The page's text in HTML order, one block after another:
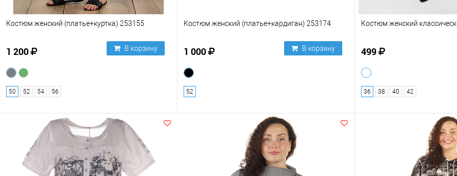
Костюм женский (платье+куртка) 253155
1 200 В корзину
50 52 54 56
Костюм женский (платье+кардиган) 253174
1 000 В корзину
52
Костюм женский
499
36 38 40 42